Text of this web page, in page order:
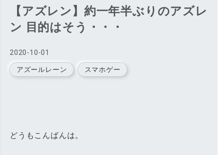
2020-10-01
【アズレン】約一年半ぶりのアズレ
ン 目的はそう・・・
アズールレーン スマホゲー
どうもこんばんは。